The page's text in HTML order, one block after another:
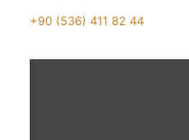
+90 (536) 411 82 44